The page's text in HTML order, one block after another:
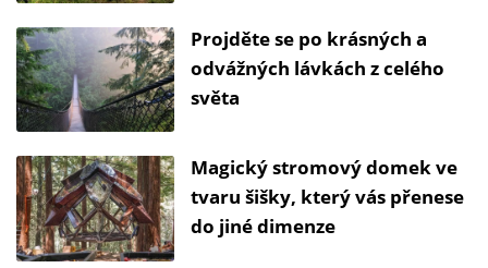
Projděte se po krásných a
odvážných lávkách z celého
světa
Magický stromový domek ve
tvaru šišky, který vás přenese
do jiné dimenze